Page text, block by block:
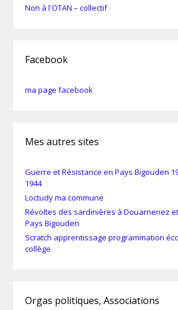
Non à l'OTAN – collectif
Facebook
ma page facebook
Mes autres sites
Guerre et Résistance en Pays Bigouden
1944
Loctudy ma commune
Révoltes des sardinières à Douarnenez
Pays Bigouden
Scratch apprentissage programmation
collège
Orgas politiques, Associations